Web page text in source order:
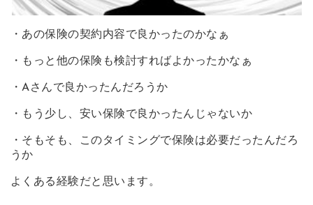
・あの保険の契約内容で良かったのかなぁ
・もっと他の保険も検討すればよかったかなぁ
・Aさんで良かったんだろうか
・もう少し、安い保険で良かったんじゃないか
・そもそも、このタイミングで保険は必要だったんだろ
うか
よくある経験だと思います。